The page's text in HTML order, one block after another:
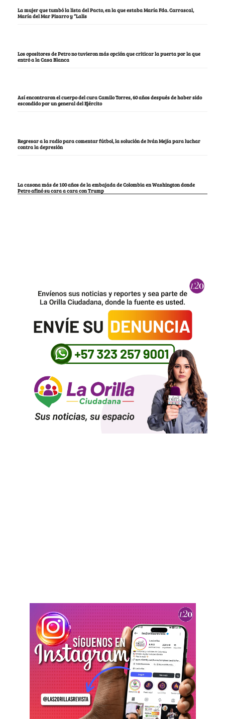
La mujer que tumbó la lista del Pacto, en la que estaba María Fda. Carrascal,
María del Mar Pizarro y “Lalis
Los opositores de Petro no tuvieron más opción que criticar la puerta por la que
entró a la Casa Blanca
Así encontraron el cuerpo del cura Camilo Torres, 60 años después de haber sido
escondido por un general del Ejército
Regresar a la radio para comentar fútbol, la solución de Iván Mejía para luchar
contra la depresión
La casona más de 100 años de la embajada de Colombia en Washington donde
Petro afinó su cara a cara con Trump